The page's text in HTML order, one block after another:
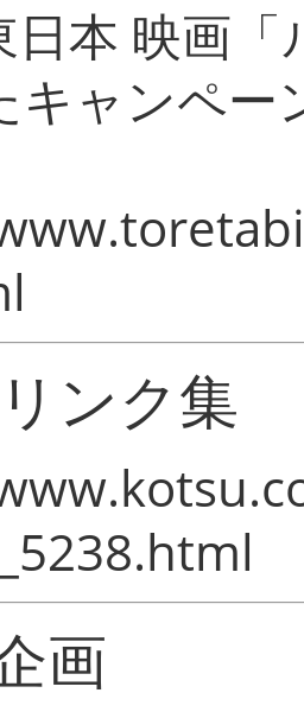
日本 映画
キャンペー
ンク集
画